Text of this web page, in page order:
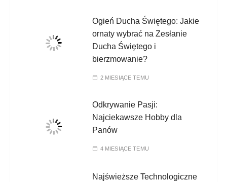
Ogień Ducha Świętego: Jakie
ornaty wybrać na Zesłanie
Ducha Świętego i
bierzmowanie?
2 MIESIĄCE TEMU
Odkrywanie Pasji:
Najciekawsze Hobby dla
Panów
4 MIESIĄCE TEMU
Najświeższe Technologiczne